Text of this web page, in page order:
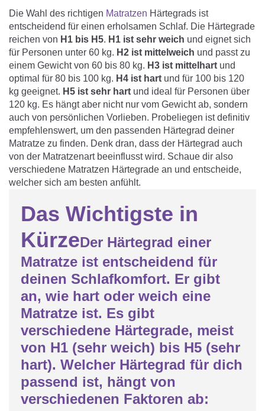
Matratzenschoner & -auflage
Ersatzbezug
Betteinsatz
Sommerschlafsack
Strampelsack
Puck-Schlafsack
Innenschlafsack
Baby-Kuscheldecke
Krabbeldecke
Kuschelkissen
STILLKISSEN & STILLTUCH
WICKELUNTERLAGEN
TEXTILIEN
Bettwäsche
Spannbettlaken
Bettschlange
Dreieckstuch & Schnuffeltuch
Mulltücher
ENTWICKLUNGSFÖRDERUNG
Kuschelnest
Spezialkissen
ZUBEHÖR
GESCHENKGUTSCHEIN
GESCHENKSETS & AKTIONEN
Die Wahl des richtigen Matratzen Härtegrads ist
entscheidend für einen erholsamen Schlaf. Die Härtegrade
reichen von H1 bis H5. H1 ist sehr weich und eignet sich
für Personen unter 60 kg. H2 ist mittelweich und passt zu
einem Gewicht von 60 bis 80 kg. H3 ist mittelhart und
optimal für 80 bis 100 kg. H4 ist hart und für 100 bis 120
kg geeignet. H5 ist sehr hart und ideal für Personen über
120 kg. Es hängt aber nicht nur vom Gewicht ab, sondern
auch von persönlichen Vorlieben. Probeliegen ist definitiv
empfehlenswert, um den passenden Härtegrad deiner
Matratze zu finden. Denk dran, dass der Härtegrad auch
von der Matratzenart beeinflusst wird. Schaue dir also
verschiedene Matratzen Härtegrade an und entscheide,
welcher sich am besten anfühlt.
Das Wichtigste in
KürzeDer Härtegrad einer
Matratze ist entscheidend für
deinen Schlafkomfort. Er gibt
an, wie hart oder weich eine
Matratze ist. Es gibt
verschiedene Härtegrade, meist
von H1 (sehr weich) bis H5 (sehr
hart). Welcher Härtegrad für dich
passend ist, hängt von
verschiedenen Faktoren ab: